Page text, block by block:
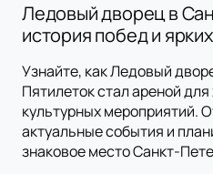
Ледовый дворец в
история побед и
Узнайте, как Ледовый
Пятилеток стал ареной
культурных мероприятий.
актуальные события и
знаковое место Санкт-